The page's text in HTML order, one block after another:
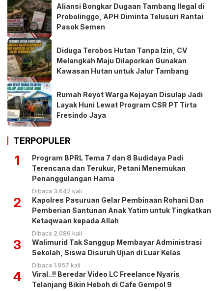
Aliansi Bongkar Dugaan Tambang Ilegal di
Probolinggo, APH Diminta Telusuri Rantai
Pasok Semen
Diduga Terobos Hutan Tanpa Izin, CV
Melangkah Maju Dilaporkan Gunakan
Kawasan Hutan untuk Jalur Tambang
Rumah Reyot Warga Kejayan Disulap Jadi
Layak Huni Lewat Program CSR PT Tirta
Fresindo Jaya
TERPOPULER
1
Program BPRL Tema 7 dan 8 Budidaya Padi
Terencana dan Terukur, Petani Menemukan
Penanggulangan Hama
Dibaca 3.642 kali
2
Kapolres Pasuruan Gelar Pembinaan Rohani Dan
Pemberian Santunan Anak Yatim untuk Tingkatkan
Ketaqwaan kepada Allah
Dibaca 2.089 kali
3
Walimurid Tak Sanggup Membayar Administrasi
Sekolah, Siswa Disuruh Ujian di Luar Kelas
Dibaca 1.957 kali
4
Viral..!! Beredar Video LC Freelance Nyaris
Telanjang Bikin Heboh di Cafe Gempol 9